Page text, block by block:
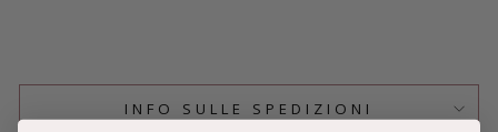
INFO SULLE SPEDIZIONI